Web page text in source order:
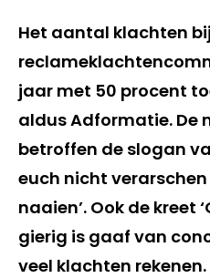
Het aantal klachten
jaar met 50 procent
aldus Adformatie. De
betroffen de slogan
euch nicht
naaien’. Ook de kreet
gierig is gaaf van
veel klachten rekenen.